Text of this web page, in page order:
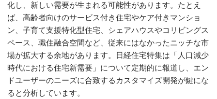
化し、新しい需要が生まれる可能性があります。たとえ
ば、高齢者向けのサービス付き住宅やケア付きマンショ
ン、子育て支援特化型住宅、シェアハウスやコリビングス
ペース、職住融合空間など、従来にはなかったニッチな市
場が拡大する余地があります。日経住宅特集は「人口減少
時代における住宅新需要」について定期的に報道し、エン
ドユーザーのニーズに合致するカスタマイズ開発が鍵にな
ると分析しています。